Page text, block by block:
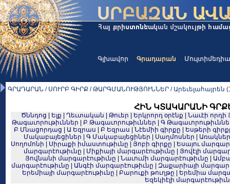
Գլխավոր Գրադարան Մուլտիմեդիա
ԳՐԱԴԱՐԱՆ / ՍՈՒՐԲ ԳԻՐՔ / ԹԱՐԳՄԱՆՈՒԹՅՈՒՆՆԵՐ / Արեւելահայրեն
ՀԻՆ ԿՏԱԿԱՐԱՆԻ
Ծննդոց Ելք Ղեւտական Թուեր Երկրորդ օրէնք
Նաւէի որդի
Թագաւորութիւններ
Բ Թագաւորութիւններ
Գ
Բ Մնացորդաց
Ա Եզրաս Բ Եզրաս Նէեմիի գիրքը
Եսթերի
Մակաբայեցիներ
Գ Մակաբայեցիներ Սաղմոսներ
Առակներ
Սողոմոնի
Սիրաքի իմաստութիւնը Յոբի գիրքը
Եսայու
մարգարէութիւնը
Միքիայի մարգարէութիւնը
Յովէլի
Յովնանի մարգարէութիւնը
Նաւումի մարգարէութիւնը
մարգարէութիւնը
Անգէի մարգարէութիւնը
Զաքարիայի
Երեմիայի մարգարէութիւնը
Բարուքի թուղթը
Երեմիա
Եզեկիէլի